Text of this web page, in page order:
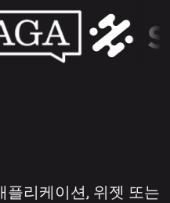
플리케이션, 위젯 또는